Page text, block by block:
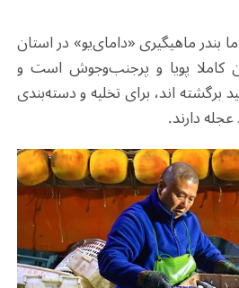
بندر ماهیگیری «دامای‌یو» در استان
پویا و پرجنب‌وجوش است و
برگشته اند، برای تخلیه و دسته‌بندی
دارند.